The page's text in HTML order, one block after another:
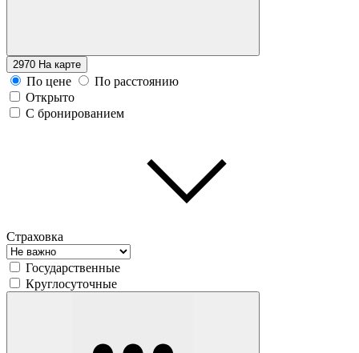
2970 На карте
По цене
По расстоянию
Открыто
С бронированием
Страховка
Государственные
Круглосуточные